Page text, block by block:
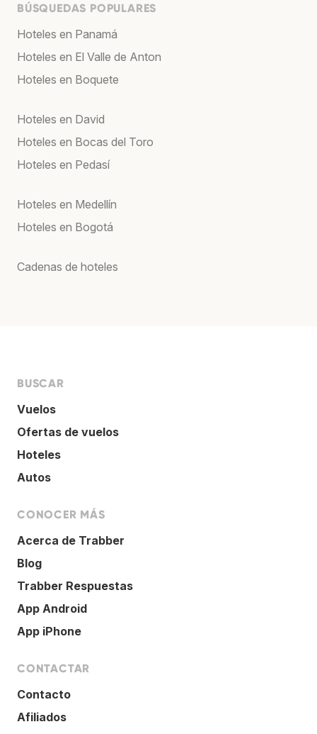
BÚSQUEDAS POPULARES
Hoteles en Panamá
Hoteles en El Valle de Anton
Hoteles en Boquete
Hoteles en David
Hoteles en Bocas del Toro
Hoteles en Pedasí
Hoteles en Medellín
Hoteles en Bogotá
Cadenas de hoteles
BUSCAR
Vuelos
Ofertas de vuelos
Hoteles
Autos
CONOCER MÁS
Acerca de Trabber
Blog
Trabber Respuestas
App Android
App iPhone
CONTACTAR
Contacto
Afiliados